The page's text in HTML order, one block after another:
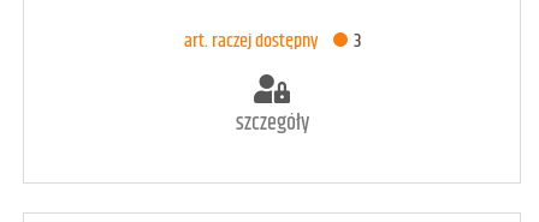
art. raczej dostępny 3
szczegóły